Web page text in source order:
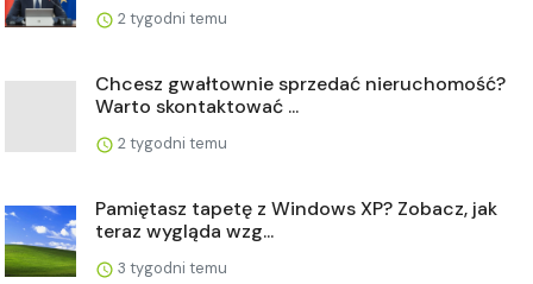
2 tygodni temu
Chcesz gwałtownie sprzedać nieruchomość?
Warto skontaktować ...
2 tygodni temu
Pamiętasz tapetę z Windows XP? Zobacz, jak
teraz wygląda wzg...
3 tygodni temu